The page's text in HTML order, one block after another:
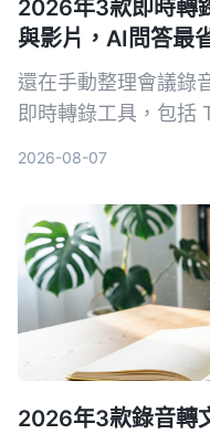
2026年3款即時轉
與影片，AI問答最
還在手動整理會議錄
即時轉錄工具，包括
2026-08-07
2026年3款錄音轉